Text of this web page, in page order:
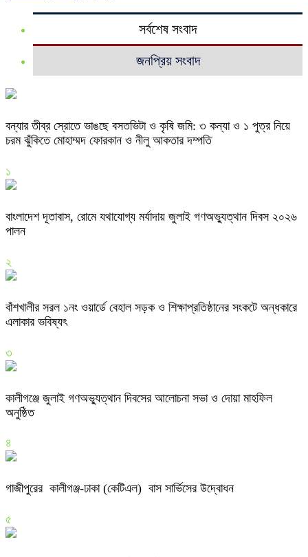
সর্বশেষ সংবাদ
জনপ্রিয় সংবাদ
বন্যার তীব্র স্রোতে ভাঙছে বসতভিটা ও কৃষি জমি: ৩ কন্যা ও ১ পুত্র নিয়ে
চরম ঝুঁকিতে মোহাম্মদ ফোরকান ও নীলু আকতার দম্পতি
১
বাংলাদেশ দূতাবাস, রোমে যথাযোগ্য মর্যাদায় জুলাই গণঅভ্যুত্থান দিবস ২০২৬
পালন
২
বাঁশখালীর সরল ১নং ওয়ার্ডে বেহাল সড়ক ও শিক্ষাপ্রতিষ্ঠানের সংকটে অন্ধকারে
এলাকার ভবিষ্যৎ
৩
কালীগঞ্জে জুলাই গণঅভ্যুত্থান দিবসের আলোচনা সভা ও দোয়া মাহফিল
অনুষ্ঠিত
৪
গাজীপুরের কালীগঞ্জ-ঢাকা (কেটিএল) বাস সার্ভিসের উদ্বোধন
৫